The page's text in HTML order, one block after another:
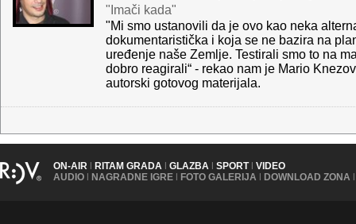
"Imači kada"
"Mi smo ustanovili da je ovo kao neka
dokumentaristička i koja se ne bazira na
uređenje naše Zemlje. Testirali smo to na
dobro reagirali“ - rekao nam je Mario
autorski gotovog materijala.
ON-AIR | RITAM GRADA | GLAZBA | SPORT | VIDEO
AUDIO | NAGRADNE IGRE | FOTO GALERIJA | DOWNLOAD ZONA |